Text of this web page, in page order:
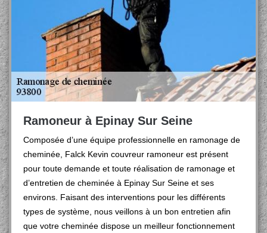
Ramoneur à Epinay Sur Seine
Composée d’une équipe professionnelle en ramonage de
cheminée, Falck Kevin couvreur ramoneur est présent
pour toute demande et toute réalisation de ramonage et
d’entretien de cheminée à Epinay Sur Seine et ses
environs. Faisant des interventions pour les différents
types de système, nous veillons à un bon entretien afin
que votre cheminée dispose un meilleur fonctionnement